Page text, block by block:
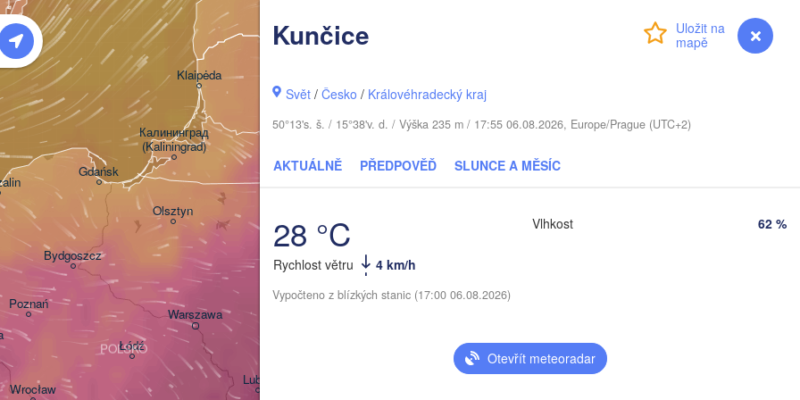
myVentusky Předpověď
Kunčice
Svět /Česko / Královéhradecký kraj
50°13's. š. / 15°38'v. d. / Výška 235 m / 17:55 06.08.2026, Europe/Prague (UTC+2)
AKTUÁLNĚ PŘEDPOVĚĎ SLUNCE A MĚSÍC
28 °C
Rychlost větru 4 km/h
Vlhkost 62 %
Vypočteno z blízkých stanic (17:00 06.08.2026)
Otevřít meteoradar
Warszawa
Łódź
Wrocław
Poznań
Olsztyn
Klaipėda
Gdańsk
Калининград
(Kaliningrad)
Bydgoszcz
POLSKO
(Baranavičy)
Чернігів
(Chernihiv)
Смоленск
Lublin